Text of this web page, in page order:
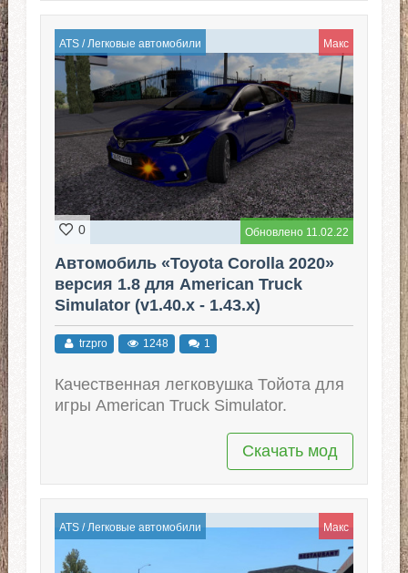
ATS/ Легковые автомобили Макс
Обновлено 11.02.22
0
Автомобиль «Toyota Corolla 2020»
версия 1.8 для American Truck
Simulator (v1.40.x - 1.43.x)
trzpro 1248 1
Качественная легковушка Тойота для
игры American Truck Simulator.
Скачать мод
ATS/ Легковые автомобили Макс